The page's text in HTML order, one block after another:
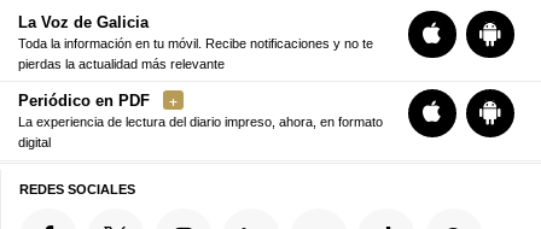
La Voz de Galicia
Toda la información en tu móvil. Recibe notificaciones y no te
pierdas la actualidad más relevante
Periódico en PDF
La experiencia de lectura del diario impreso, ahora, en formato
digital
REDES SOCIALES